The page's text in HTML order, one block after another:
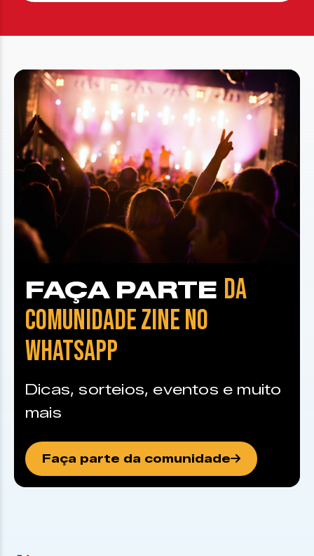
FAÇA PARTE DA
COMUNIDADE ZINE NO
WHATSAPP
Dicas, sorteios, eventos e muito
mais
Faça parte da comunidade